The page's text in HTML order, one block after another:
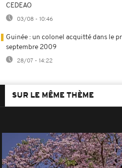
CEDEAO
03/08 - 10:46
Guinée : un colonel acquitté dans le
septembre 2009
28/07 - 14:22
SUR LE MÊME THÈME